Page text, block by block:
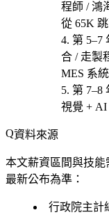
程師 / 鴻
從 65K
第 5–7
合 / 走製
MES 系統
第 7–8
視覺 + AI
資料來源
本文薪資區間與技
最新公布為準：
行政院主計